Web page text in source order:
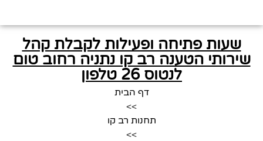
שעות פתיחה ופעילות לקבלת קהל
שירותי הטענה רב קו נתניה רחוב טום
לנטוס 26 טלפון
דף הבית
>>
תחנות רב קו
>>